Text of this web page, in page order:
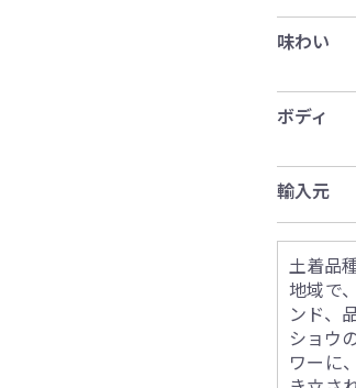
味わい
ボディ
輸入元
土着品
地域で
ンド、
ショウ
ワーに